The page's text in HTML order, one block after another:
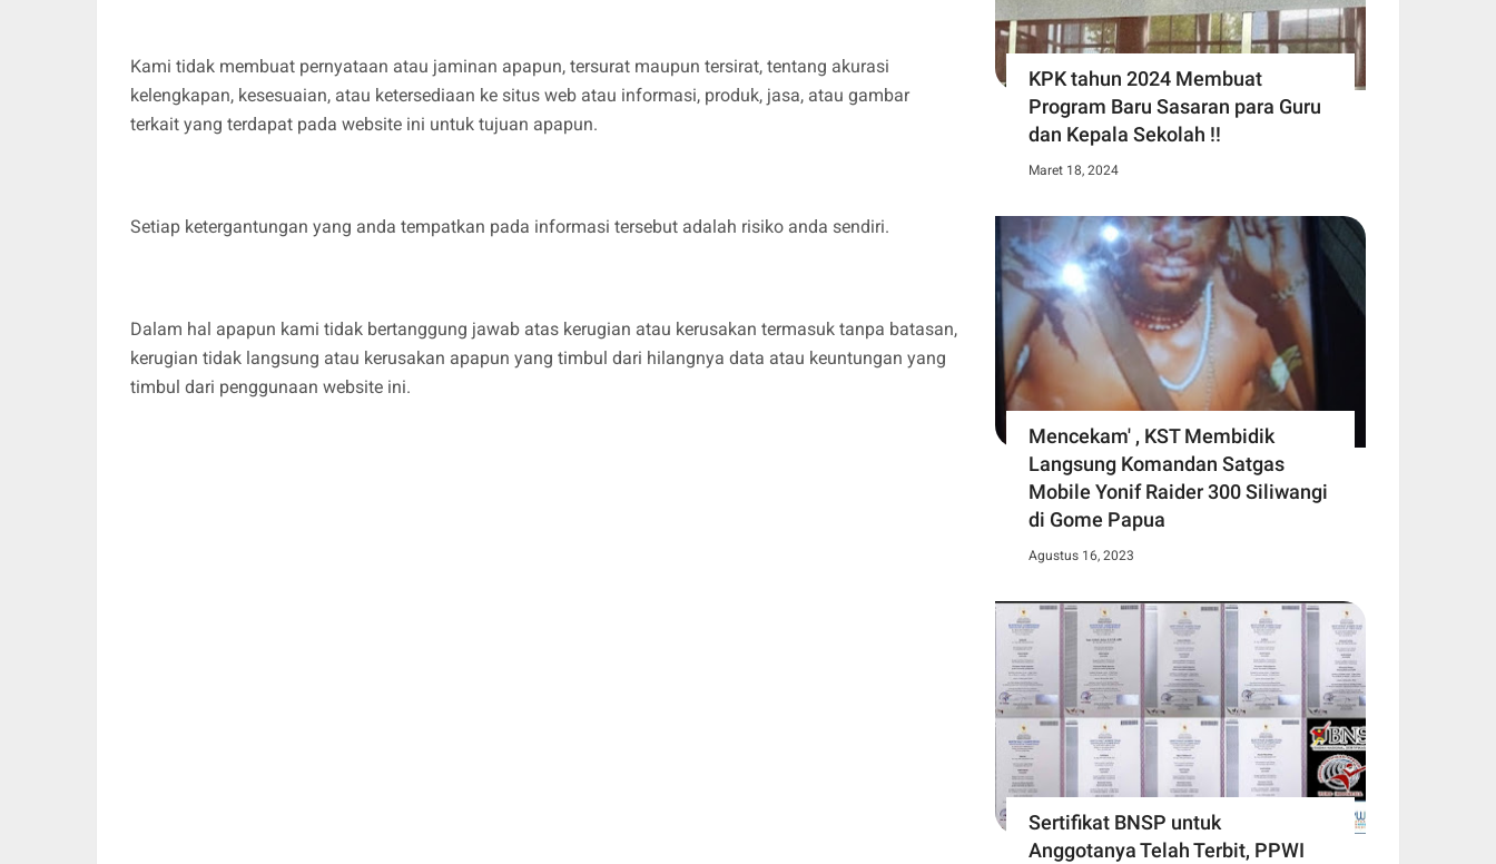
Kami tidak membuat pernyataan atau jaminan apapun, tersurat maupun tersirat, tentang akurasi
kelengkapan, kesesuaian, atau ketersediaan ke situs web atau informasi, produk, jasa, atau gambar
terkait yang terdapat pada website ini untuk tujuan apapun.
Setiap ketergantungan yang anda tempatkan pada informasi tersebut adalah risiko anda sendiri.
Dalam hal apapun kami tidak bertanggung jawab atas kerugian atau kerusakan termasuk tanpa batasan,
kerugian tidak langsung atau kerusakan apapun yang timbul dari hilangnya data atau keuntungan yang
timbul dari penggunaan website ini.
KPK tahun 2024 Membuat
Program Baru Sasaran para Guru
dan Kepala Sekolah !!
Maret 18, 2024
Mencekam' , KST Membidik
Langsung Komandan Satgas
Mobile Yonif Raider 300 Siliwangi
di Gome Papua
Agustus 16, 2023
Sertifikat BNSP untuk
Anggotanya Telah Terbit, PPWI